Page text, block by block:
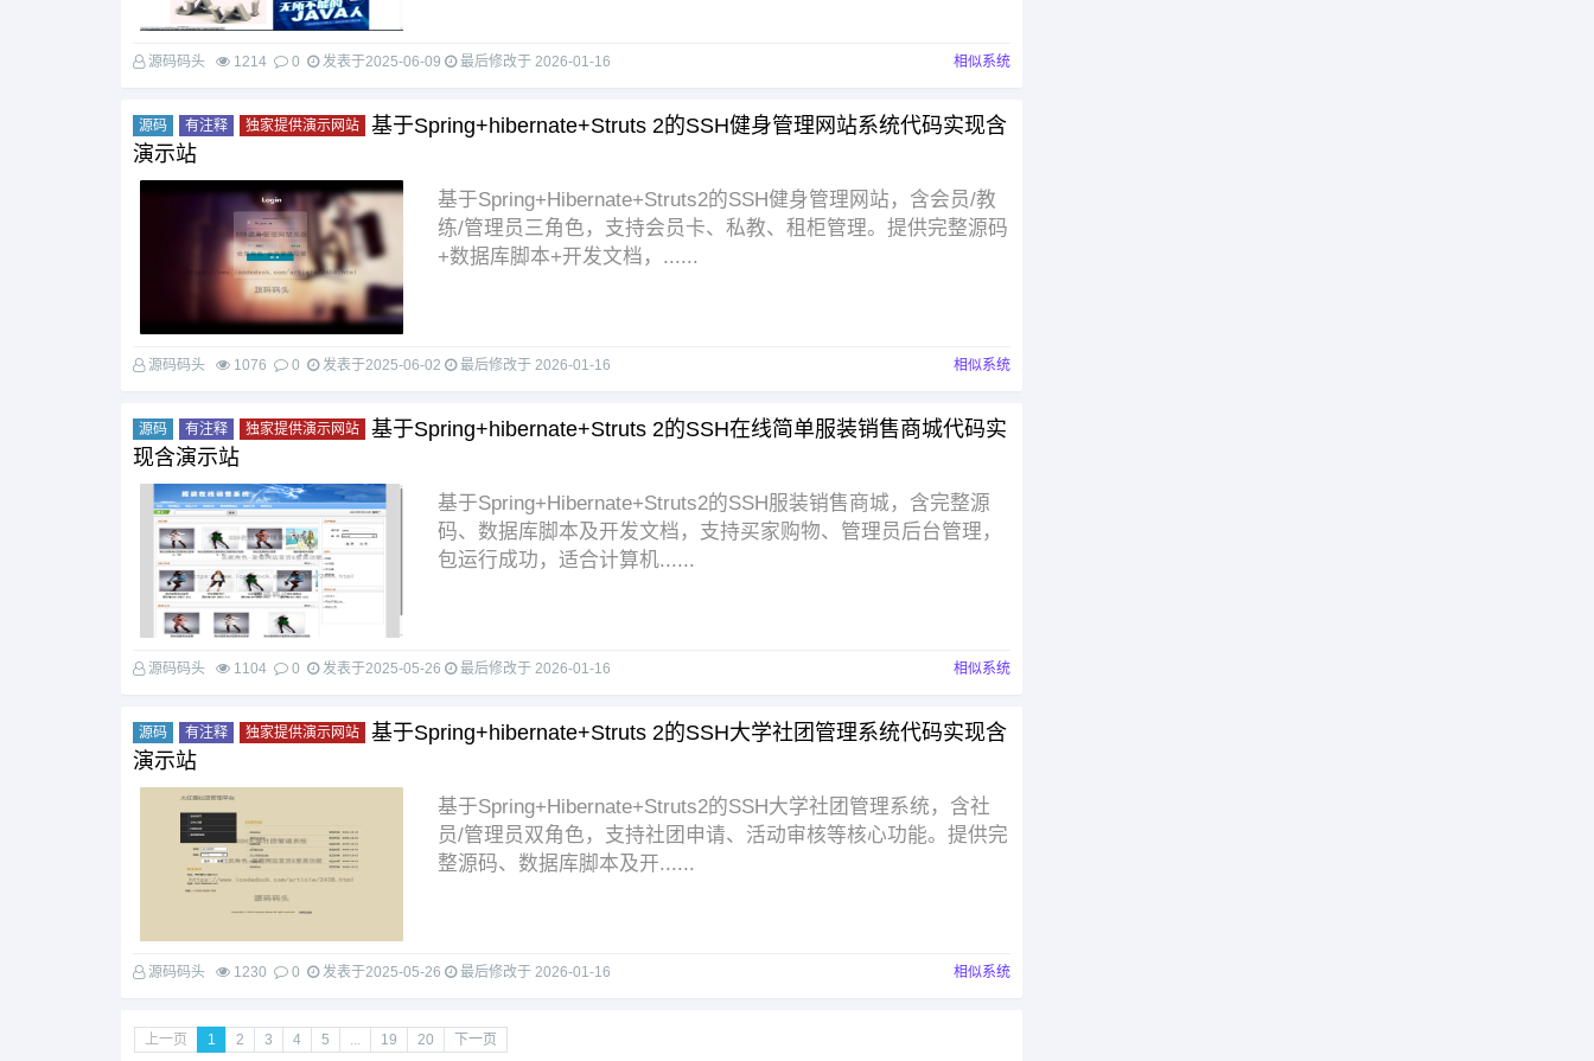
源码码头 1214 0 发表于2025-06-09 最后修改于 2026-01-16 相似系统
源码 有注释 独家提供演示网站
基于Spring+hibernate+Struts 2的SSH健身管理网站系统代码实现含
演示站
基于Spring+Hibernate+Struts2的SSH健身管理网站，含会员/教
练/管理员三角色，支持会员卡、私教、租柜管理。提供完整源码
+数据库脚本+开发文档，......
源码码头 1076 0 发表于2025-06-02 最后修改于 2026-01-16 相似系统
源码 有注释 独家提供演示网站
基于Spring+hibernate+Struts 2的SSH在线简单服装销售商城代码实
现含演示站
基于Spring+Hibernate+Struts2的SSH服装销售商城，含完整源
码、数据库脚本及开发文档，支持买家购物、管理员后台管理，
包运行成功，适合计算机......
源码码头 1104 0 发表于2025-05-26 最后修改于 2026-01-16 相似系统
源码 有注释 独家提供演示网站
基于Spring+hibernate+Struts 2的SSH大学社团管理系统代码实现含
演示站
基于Spring+Hibernate+Struts2的SSH大学社团管理系统，含社
员/管理员双角色，支持社团申请、活动审核等核心功能。提供完
整源码、数据库脚本及开......
源码码头 1230 0 发表于2025-05-26 最后修改于 2026-01-16 相似系统
上一页 1 2 3 4 5 ... 19 20 下一页